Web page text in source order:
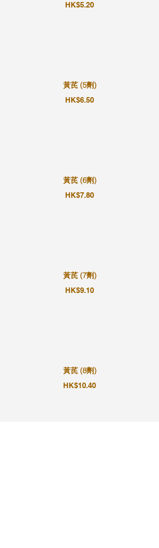
HK$5.20
黃芪 (5劑)
HK$6.50
黃芪 (6劑)
HK$7.80
黃芪 (7劑)
HK$9.10
黃芪 (8劑)
HK$10.40